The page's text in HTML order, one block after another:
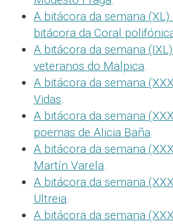
A bitácora da semana
bitácora da Coral
A bitácora da semana
veteranos do Malpica.
A bitácora da semana
Vidas.
A bitácora da semana
poemas de Alicia Baña.
A bitácora da semana
Martín Varela.
A bitácora da semana
Ultreia.
A bitácora da semana